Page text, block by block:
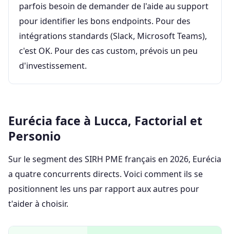
parfois besoin de demander de l'aide au support
pour identifier les bons endpoints. Pour des
intégrations standards (Slack, Microsoft Teams),
c'est OK. Pour des cas custom, prévois un peu
d'investissement.
Eurécia face à Lucca, Factorial et
Personio
Sur le segment des SIRH PME français en 2026, Eurécia
a quatre concurrents directs. Voici comment ils se
positionnent les uns par rapport aux autres pour
t'aider à choisir.